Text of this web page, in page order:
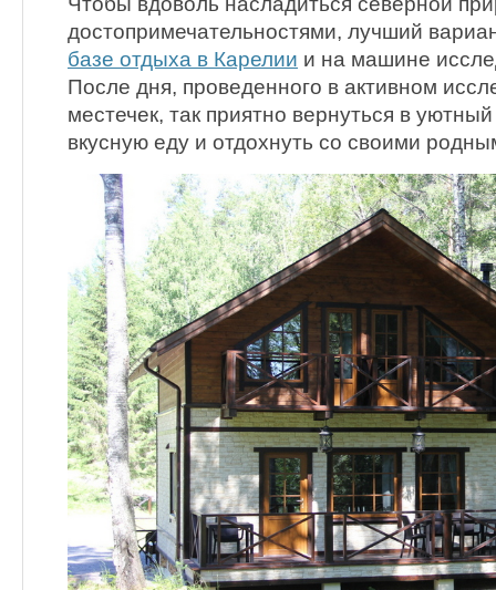
достопримечательностями, лучший
базе отдыха в Карелии и на машине
После дня, проведенного в активном
местечек, так приятно вернуться в
вкусную еду и отдохнуть со своими